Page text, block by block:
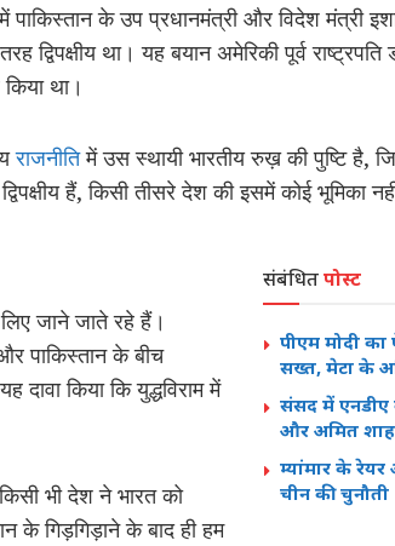
के उप प्रधानमंत्री और विदेश मंत्री
द्विपक्षीय था। यह बयान अमेरिकी पूर्व
था।
राजनीतिमें उस स्थायी भारतीय रुख़ की पुष्टि है,
हैं, किसी तीसरे देश की इसमें कोई भूमिका
संबंधितपोस्ट
पीएम मोदी
सख्त, मेटा के
संसद में एनडीए
और अमित शाह
म्यांमार के
चीन की चुनौती
जाने जाते रहे हैं।
पाकिस्तान के बीच
किया कि युद्धविराम में
भी देश ने भारत को
के गिड़गिड़ाने के बाद ही हम